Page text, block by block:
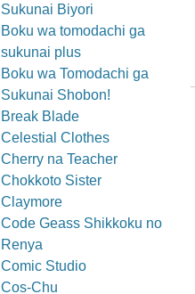
Sukunai Biyori
Boku wa tomodachi ga
sukunai plus
Boku wa Tomodachi ga
Sukunai Shobon!
Break Blade
Celestial Clothes
Cherry na Teacher
Chokkoto Sister
Claymore
Code Geass Shikkoku no
Renya
Comic Studio
Cos-Chu